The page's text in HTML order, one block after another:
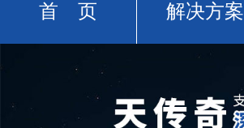
首 页 解决方案
关于天传奇